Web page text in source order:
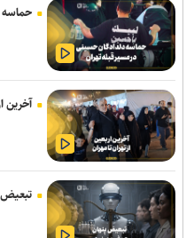
نخستین هدفون گیره‌ای ناتینگ با قیمت زیر ۱۰۰
iOS می‌آید
«مهرکام» دومین برنامه جامع مهر
آیکو نئو ۱۱S با باتری ۹ هزار میلی‌آمپری و شارژ ۱۰۰ واتی رکورد می‌زند
داشتن وزن مناسب لزوما نشانه
موجودی تمام مدل‌های وان‌پلاس ۱۵ در آمریکا به اتمام رسید
حماسه
آخرین